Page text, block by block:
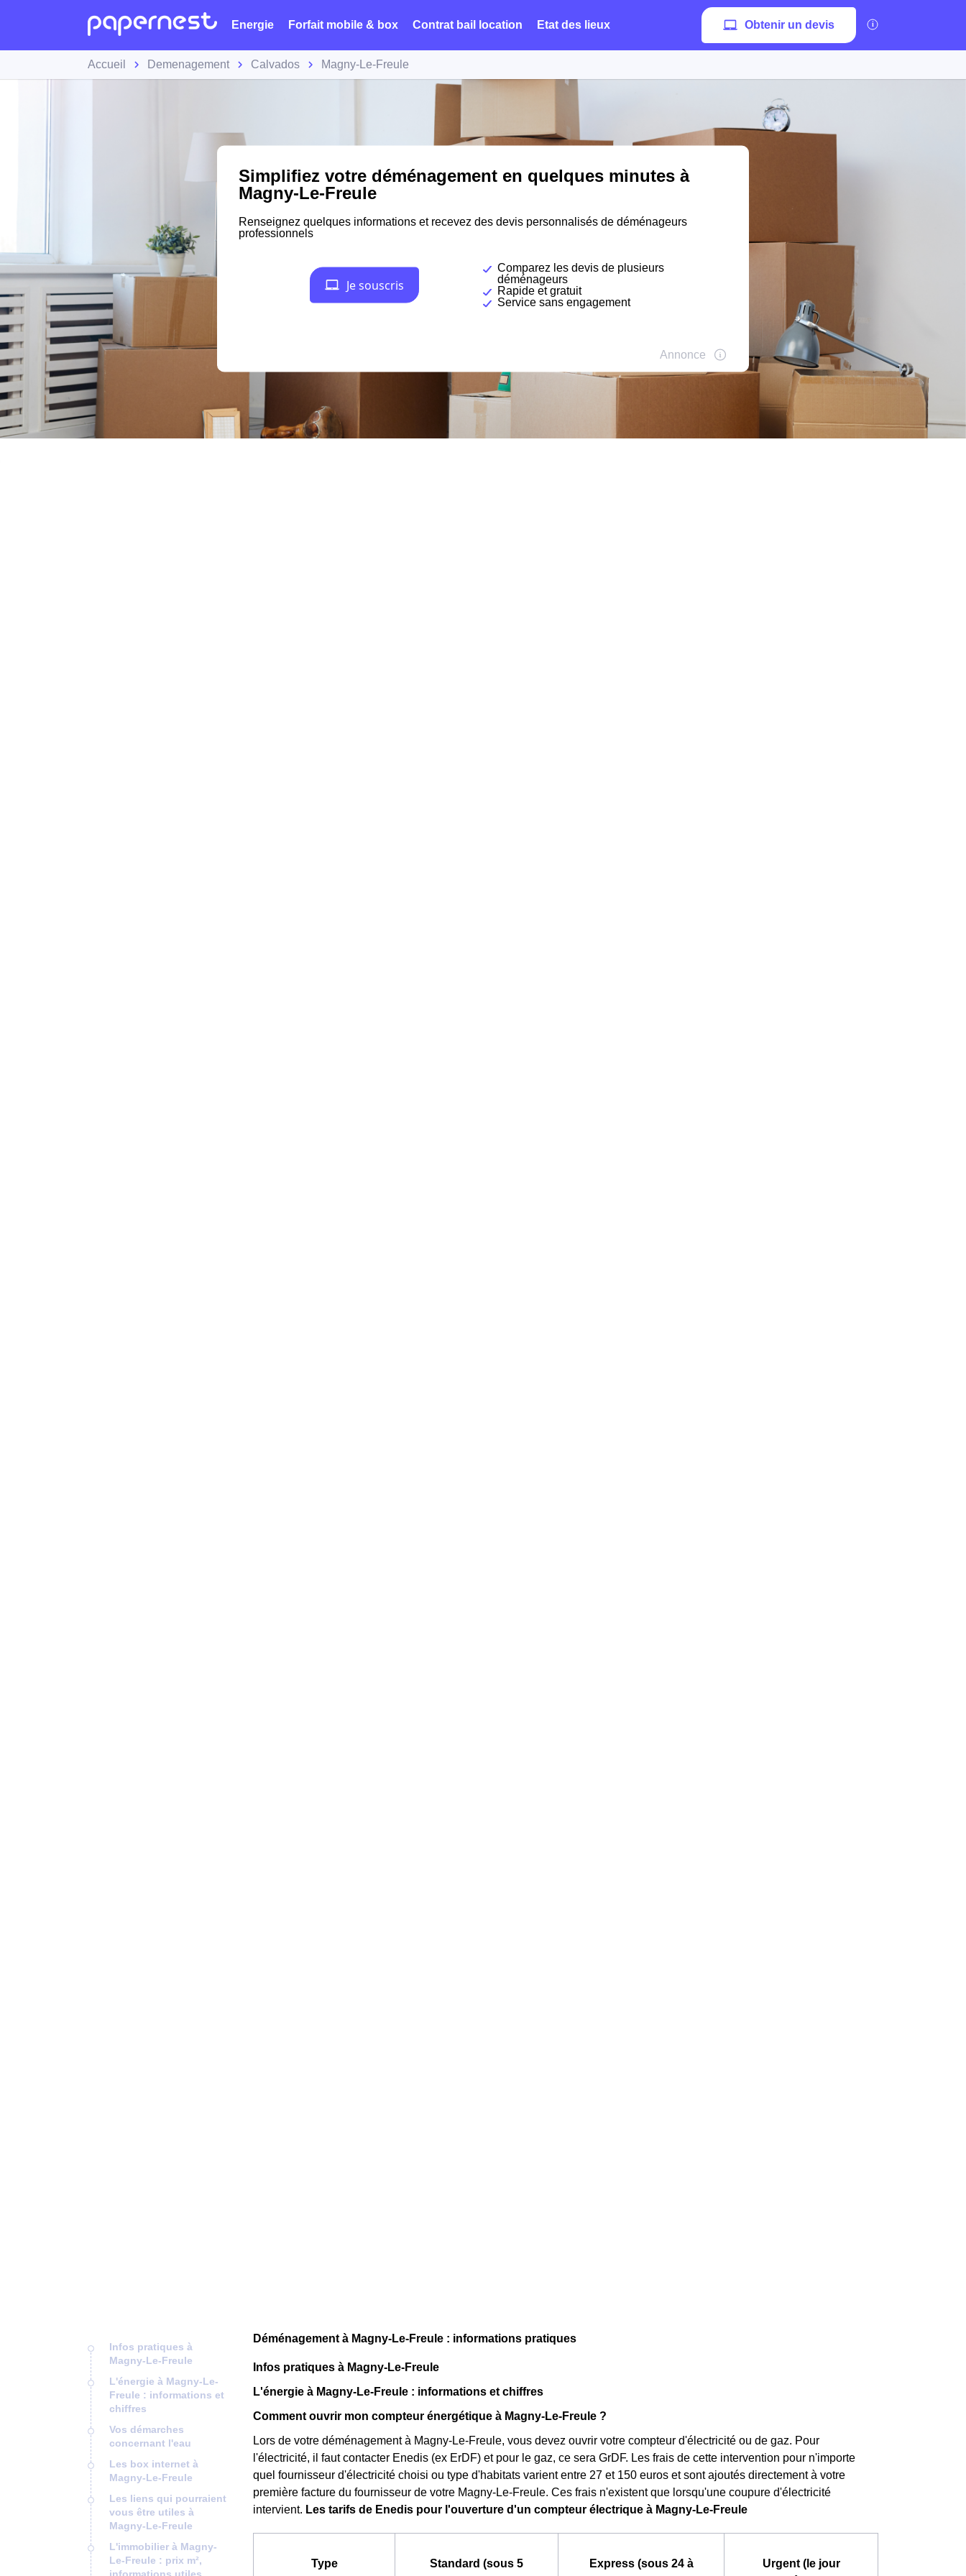
Energie Forfait mobile & box Contrat bail location Etat des lieux Obtenir un devis
Accueil Demenagement Calvados Magny-Le-Freule
Infos pratiques à
Magny-Le-Freule
L'énergie à Magny-Le-
Freule : informations et
chiffres
Vos démarches
concernant l'eau
Les box internet à
Magny-Le-Freule
Les liens qui pourraient
vous être utiles à
Magny-Le-Freule
L'immobilier à Magny-
Le-Freule : prix m²,
Déménagement à Magny-Le-Freule : informations pratiques
Infos pratiques à Magny-Le-Freule
L'énergie à Magny-Le-Freule : informations et chiffres
Comment ouvrir mon compteur énergétique à Magny-Le-Freule ?
Lors de votre déménagement à Magny-Le-Freule, vous devez ouvrir votre compteur d'électricité ou de gaz. Pour
l'électricité, il faut contacter Enedis (ex ErDF) et pour le gaz, ce sera GrDF. Les frais de cette intervention pour n'importe
quel fournisseur d'électricité choisi ou type d'habitats varient entre 27 et 150 euros et sont ajoutés directement à votre
première facture du fournisseur de votre Magny-Le-Freule. Ces frais n'existent que lorsqu'une coupure d'électricité
intervient. Les tarifs de Enedis pour l'ouverture d'un compteur électrique à Magny-Le-Freule
Type
Standard (sous 5
Express (sous 24 à
Urgent (le jour